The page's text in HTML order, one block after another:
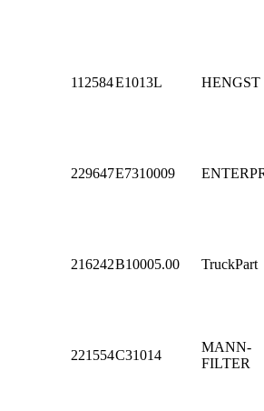
112584E1013L HENGST
229647E7310009
216242B10005.00 TruckPart
221554C31014
MANN-
FILTER